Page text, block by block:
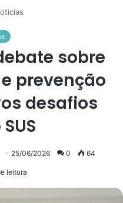
sobre
prevenção
desafios
Mande
um
25/06/2026 0 64
leitura